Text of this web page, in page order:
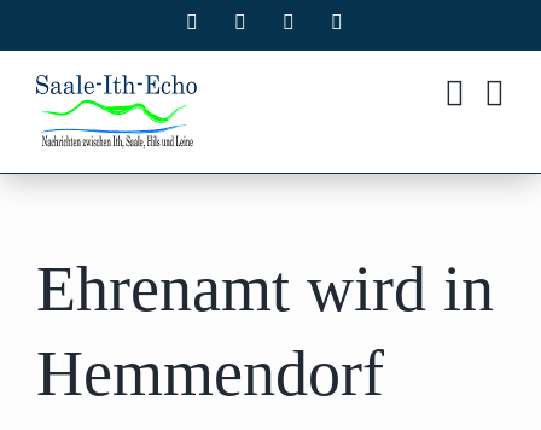
Inhalt
springen
Facebook Instagram
Ehrenamt wird in
Hemmendorf